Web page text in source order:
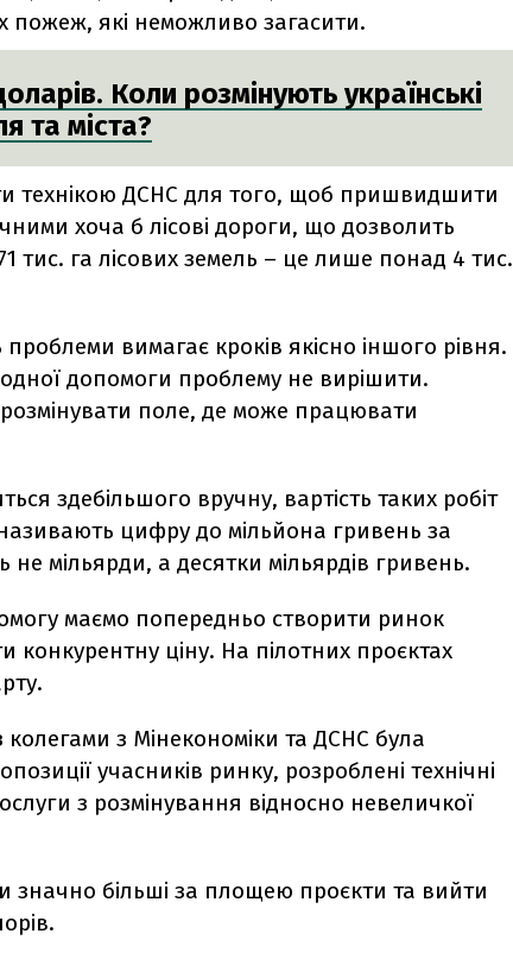
пожеж, які неможливо загасити.
Коли розмінують українські
та міста?
технікою ДСНС для того, щоб пришвидшити
хоча б лісові дороги, що дозволить
тис. га лісових земель – це лише понад 4 тис.
вимагає кроків якісно іншого рівня.
допомоги проблему не вирішити.
поле, де може працювати
здебільшого вручну, вартість таких робіт
цифру до мільйона гривень за
мільярди, а десятки мільярдів гривень.
маємо попередньо створити ринок
конкурентну ціну. На пілотних проєктах
з Мінекономіки та ДСНС була
учасників ринку, розроблені технічні
з розмінування відносно невеличкої
значно більші за площею проєкти та вийти